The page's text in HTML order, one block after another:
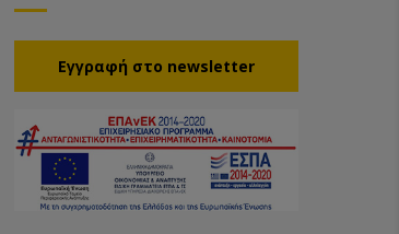
Eγγραφή στο newsletter